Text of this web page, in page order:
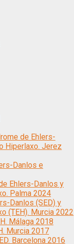
de Ehlers-
Hiperlaxo. Jerez
Danlos e
Ehlers-Danlos y
Palma 2024
Danlos (SED) y
(TEH). Murcia 2022
Málaga 2018
Murcia 2017
Barcelona 2016